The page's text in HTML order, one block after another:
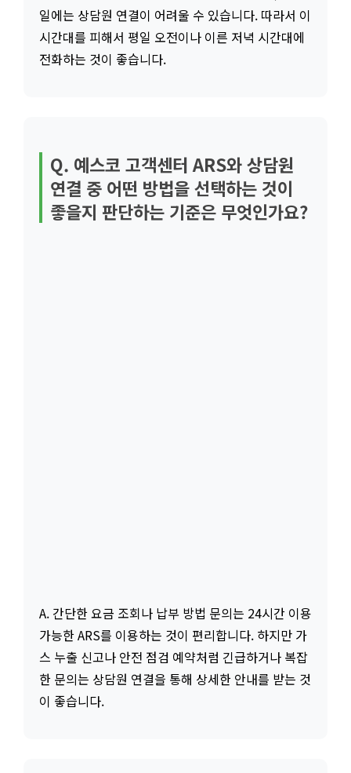
일에는 상담원 연결이 어려울 수 있습니다. 따라서 이
시간대를 피해서 평일 오전이나 이른 저녁 시간대에
전화하는 것이 좋습니다.
Q. 예스코 고객센터 ARS와 상담원
연결 중 어떤 방법을 선택하는 것이
좋을지 판단하는 기준은 무엇인가요?
A. 간단한 요금 조회나 납부 방법 문의는 24시간 이용
가능한 ARS를 이용하는 것이 편리합니다. 하지만 가
스 누출 신고나 안전 점검 예약처럼 긴급하거나 복잡
한 문의는 상담원 연결을 통해 상세한 안내를 받는 것
이 좋습니다.